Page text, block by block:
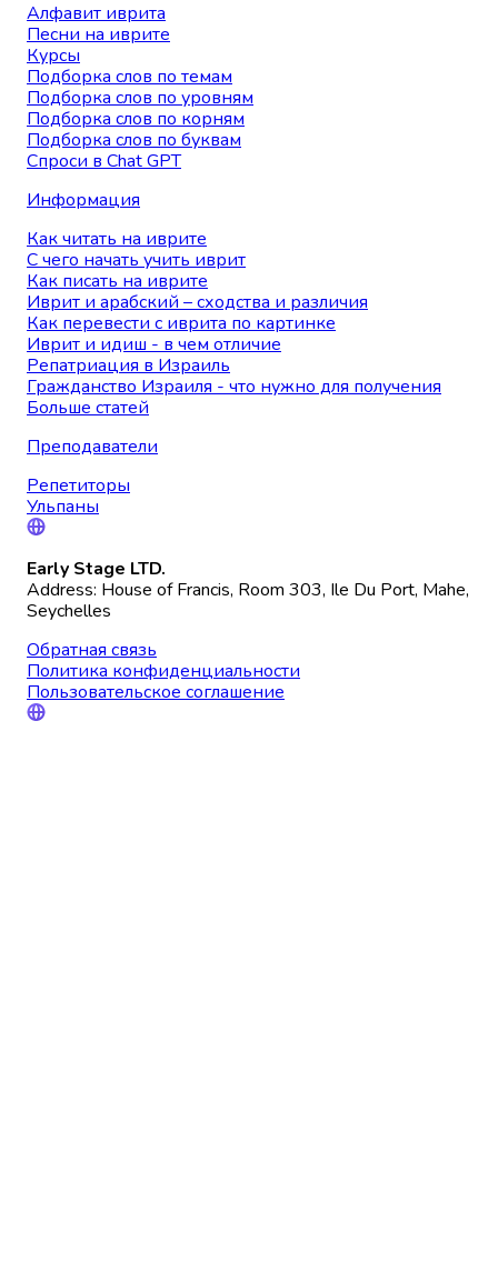
Алфавит иврита
Песни на иврите
Курсы
Подборка слов по темам
Подборка слов по уровням
Подборка слов по корням
Подборка слов по буквам
Спроси в Chat GPT
Информация
Как читать на иврите
С чего начать учить иврит
Как писать на иврите
Иврит и арабский – сходства и различия
Как перевести с иврита по картинке
Иврит и идиш - в чем отличие
Репатриация в Израиль
Гражданство Израиля - что нужно для получения
Больше статей
Преподаватели
Репетиторы
Ульпаны
Early Stage LTD.
Address: House of Francis, Room 303, Ile Du Port, Mahe,
Seychelles
Обратная связь
Политика конфиденциальности
Пользовательское соглашение